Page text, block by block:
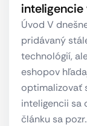
Úvod V
pridávaný
technológií,
eshopov
optimalizovať
inteligencii sa
článku sa